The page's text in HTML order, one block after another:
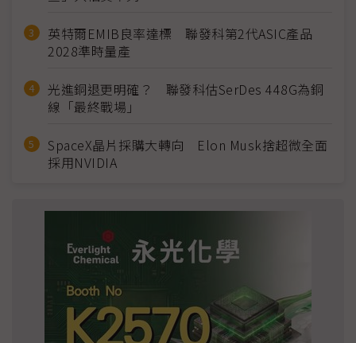
英特爾EMIB良率達標 聯發科第2代ASIC產品
2028準時量產
光進銅退更明確？ 聯發科估SerDes 448G為銅
線「最終戰場」
SpaceX晶片採購大轉向 Elon Musk捨超微全面
採用NVIDIA